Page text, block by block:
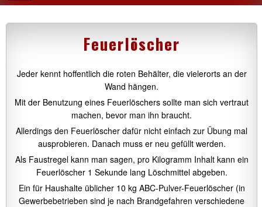
Feuerlöscher
Jeder kennt hoffentlich die roten Behälter, die vielerorts an der
Wand hängen.
Mit der Benutzung eines Feuerlöschers sollte man sich vertraut
machen, bevor man ihn braucht.
Allerdings den Feuerlöscher dafür nicht einfach zur Übung mal
ausprobieren. Danach muss er neu gefüllt werden.
Als Faustregel kann man sagen, pro Kilogramm Inhalt kann ein
Feuerlöscher 1 Sekunde lang Löschmittel abgeben.
Ein für Haushalte üblicher 10 kg ABC-Pulver-Feuerlöscher (in
Gewerbebetrieben sind je nach Brandgefahren verschiedene